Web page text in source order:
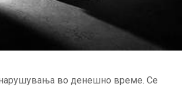
во денешно време. Се